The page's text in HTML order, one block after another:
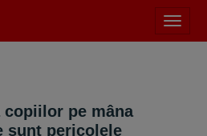
meniu
copiilor pe mâna
sunt pericolele